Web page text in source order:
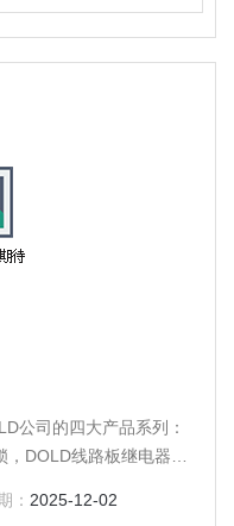
司的四大产品系列：
DOLD线路板继电器和
产品成功的基础，DOLD
： 2025-12-02